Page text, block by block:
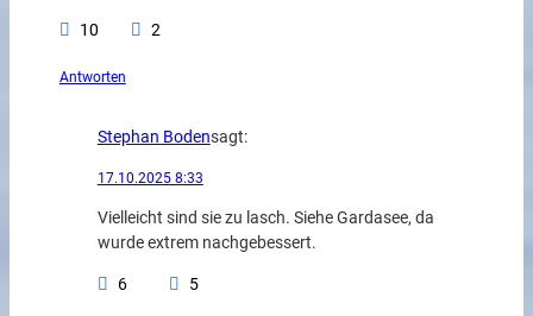
10 2
Antworten
Stephan Bodensagt:
17.10.2025 8:33
Vielleicht sind sie zu lasch. Siehe Gardasee, da
wurde extrem nachgebessert.
6 5